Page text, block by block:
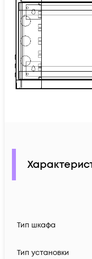
Тип шкафа
Тип установки